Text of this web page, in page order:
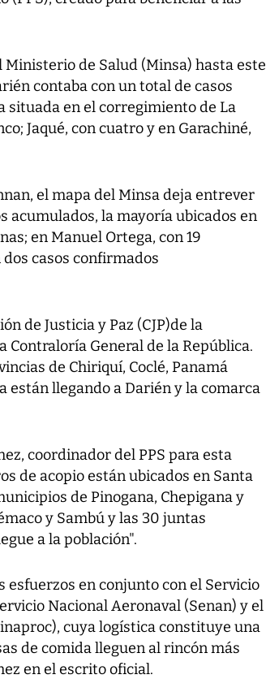
de Salud (Minsa) hasta este
contaba con un total de casos
situada en el corregimiento de La
Jaqué, con cuatro y en Garachiné,
el mapa del Minsa deja entrever
acumulados, la mayoría ubicados en
en Manuel Ortega, con 19
dos casos confirmados
de Justicia y Paz (CJP)de la
Contraloría General de la República.
de Chiriquí, Coclé, Panamá
están llegando a Darién y la comarca
coordinador del PPS para esta
de acopio están ubicados en Santa
de Pinogana, Chepigana y
y Sambú y las 30 juntas
a la población".
en conjunto con el Servicio
Nacional Aeronaval (Senan) y el
cuya logística constituye una
de comida lleguen al rincón más
en el escrito oficial.